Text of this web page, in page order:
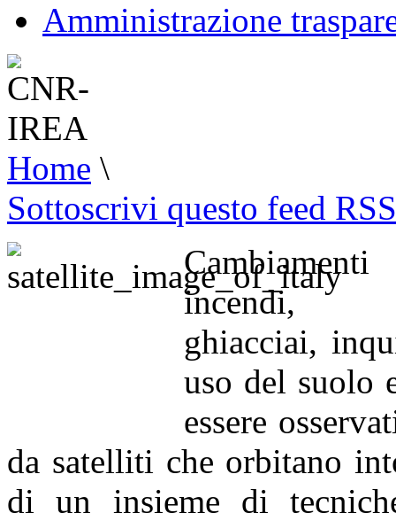
Amministrazione
Home \
Sottoscrivi questo feed RSS
ghiacciai,
uso del suolo
essere
da satelliti che orbitano
di un insieme di